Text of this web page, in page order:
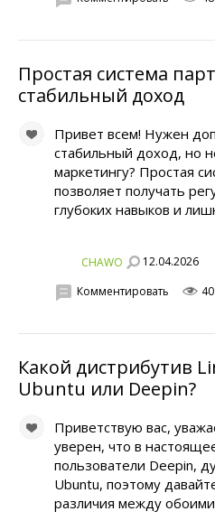
Простая система
стабильный доход
Привет всем! Нужен
стабильный доход, но
маркетингу? Простая
позволяет получать
глубоких навыков и
CHAWO 12.04.2026
Комментировать
Какой дистрибутив
Ubuntu или Deepin?
Приветствую вас,
уверен, что в
пользователи Deepin,
Ubuntu, поэтому
различия между